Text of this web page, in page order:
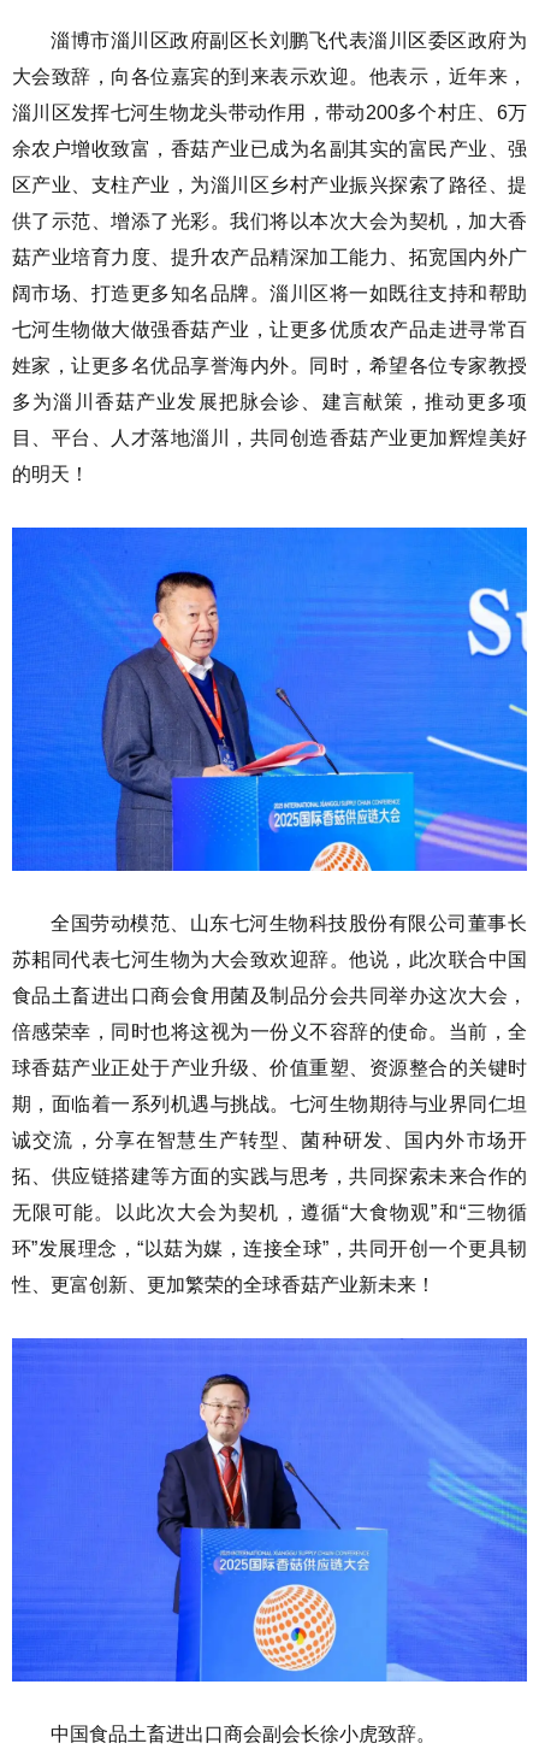
淄博市淄川区政府副区长刘鹏飞代表淄川区委区政府为
大会致辞，向各位嘉宾的到来表示欢迎。他表示，近年来，
淄川区发挥七河生物龙头带动作用，带动200多个村庄、6万
余农户增收致富，香菇产业已成为名副其实的富民产业、强
区产业、支柱产业，为淄川区乡村产业振兴探索了路径、提
供了示范、增添了光彩。我们将以本次大会为契机，加大香
菇产业培育力度、提升农产品精深加工能力、拓宽国内外广
阔市场、打造更多知名品牌。淄川区将一如既往支持和帮助
七河生物做大做强香菇产业，让更多优质农产品走进寻常百
姓家，让更多名优品享誉海内外。同时，希望各位专家教授
多为淄川香菇产业发展把脉会诊、建言献策，推动更多项
目、平台、人才落地淄川，共同创造香菇产业更加辉煌美好
的明天！
全国劳动模范、山东七河生物科技股份有限公司董事长
苏耜同代表七河生物为大会致欢迎辞。他说，此次联合中国
食品土畜进出口商会食用菌及制品分会共同举办这次大会，
倍感荣幸，同时也将这视为一份义不容辞的使命。当前，全
球香菇产业正处于产业升级、价值重塑、资源整合的关键时
期，面临着一系列机遇与挑战。七河生物期待与业界同仁坦
诚交流，分享在智慧生产转型、菌种研发、国内外市场开
拓、供应链搭建等方面的实践与思考，共同探索未来合作的
无限可能。以此次大会为契机，遵循“大食物观”和“三物循
环”发展理念，“以菇为媒，连接全球”，共同开创一个更具韧
性、更富创新、更加繁荣的全球香菇产业新未来！
中国食品土畜进出口商会副会长徐小虎致辞。